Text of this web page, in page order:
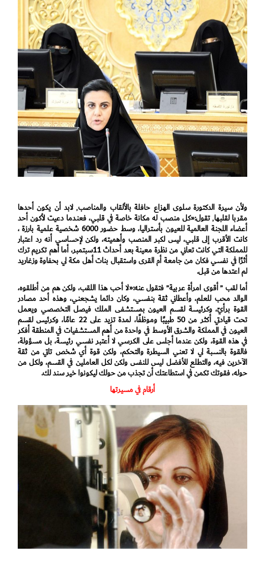
ولأن سيرة الدكتورة سلوى الهزاع حافلة بالألقاب والمناصب٬ لابد أن يكون أحدها
مقربا لقلبها٬ تقول:«كل منصب له مكانة خاصة في قلبي، فعندما دعيت لأكون أحد
أعضاء اللجنة العالمية للعيون بأستراليا، وسط حضور 6000 شخصية علمية بارزة ،
كانت الأقرب إلى قلبي، ليس لكبر المنصب وأهميته، ولكن لإحساسي أنه رد اعتبار
للمملكة التي كانت تعاني من نظرة معينة بعد أحداث 11سبتمبر، أما أهم تكريم ترك
أثرًا في نفسي فكان من جامعة أم القرى واستقبال بنات أهل مكة لي بحفاوة وزغاريد
لم اعتدها من قبل.
أما لقب ” أقوى امرأة عربية” فتقول عنه:«لا أحب هذا اللقب، ولكن هم من أطلقوه،
الوالد محب للعلم، وأعطاني ثقة بنفسي، وكان دائما يشجعني، وهذه أحد مصادر
القوة برأيّ، وكرئيسة لقسم العيون بمستشفى الملك فيصل التخصصي ويعمل
تحت قيادتي أكثر من 50 طبيبًا وموظفًا، لمدة تزيد على 22 عامًا، وكرئيس لقسم
العيون في المملكة والشرق الأوسط في واحدة من أهم المستشفيات في المنطقة أفكر
في هذه القوة، ولكن عندما أجلس على الكرسي لا أعتبر نفسي رئيسة، بل مسؤولة،
فالقوة بالنسبة لي لا تعني السيطرة والتحكم، ولكن قوة أي شخص تاتي من ثقة
الآخرين فيه، والتطلع للأفضل ليس للنفس ولكن لكل العاملين في القسم، ولكل من
حوله، فقوتك تكمن في استطاعتك أن تجذب من حولك ليكونوا خير سند لك.
أرقام في مسيرتها